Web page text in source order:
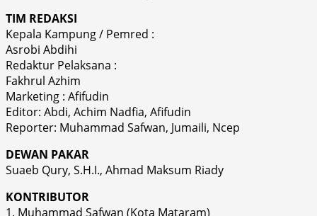
TIM REDAKSI
Kepala Kampung / Pemred :
Asrobi Abdihi
Redaktur Pelaksana :
Fakhrul Azhim
Marketing : Afifudin
Editor: Abdi, Achim Nadfia, Afifudin
Reporter: Muhammad Safwan, Jumaili, Ncep
DEWAN PAKAR
Suaeb Qury, S.H.I., Ahmad Maksum Riady
KONTRIBUTOR
1. Muhammad Safwan (Kota Mataram)